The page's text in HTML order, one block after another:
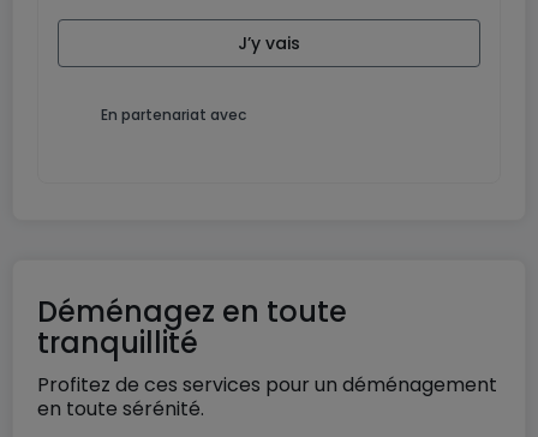
J’y vais
En partenariat avec
Déménagez en toute
tranquillité
Profitez de ces services pour un déménagement
en toute sérénité.